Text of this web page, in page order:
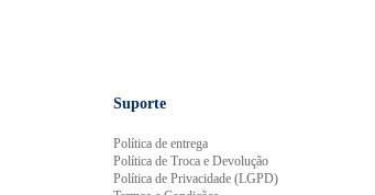
Suporte
Política de entrega
Política de Troca e Devolução
Política de Privacidade (LGPD)